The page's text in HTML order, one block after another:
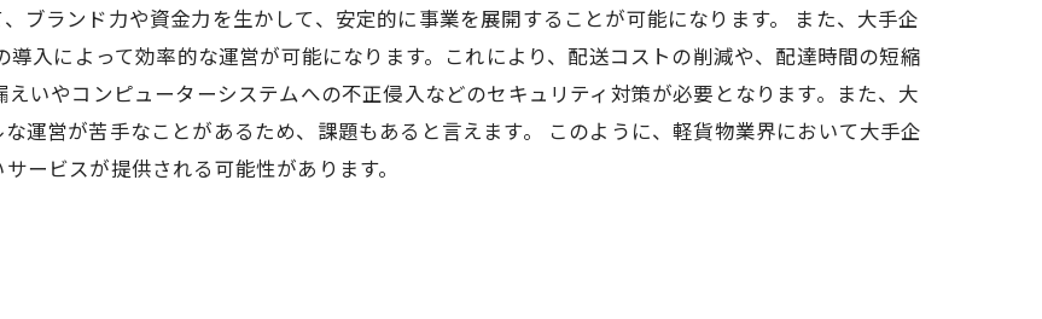
ブランド力や資金力を生かして、安定的に事業を展開することが可能になります。 また、大手企
入によって効率的な運営が可能になります。これにより、配送コストの削減や、配達時間の短縮
いやコンピューターシステムへの不正侵入などのセキュリティ対策が必要となります。また、大
運営が苦手なことがあるため、課題もあると言えます。 このように、軽貨物業界において大手企
ービスが提供される可能性があります。